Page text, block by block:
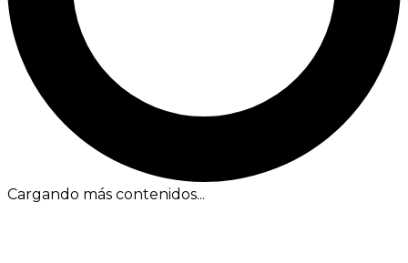
Cargando más contenidos...